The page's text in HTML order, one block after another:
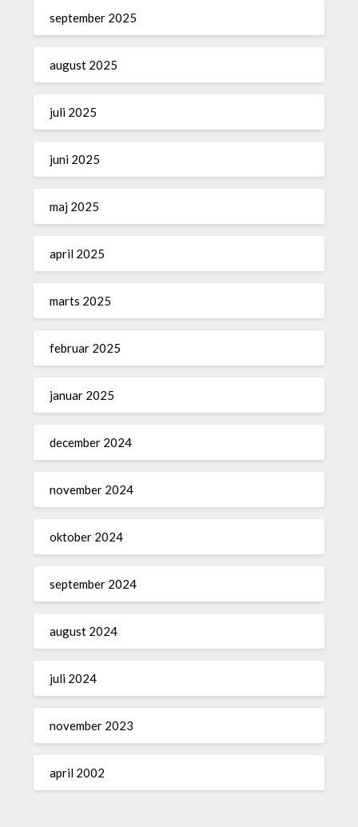
september 2025
august 2025
juli 2025
juni 2025
maj 2025
april 2025
marts 2025
februar 2025
januar 2025
december 2024
november 2024
oktober 2024
september 2024
august 2024
juli 2024
november 2023
april 2002